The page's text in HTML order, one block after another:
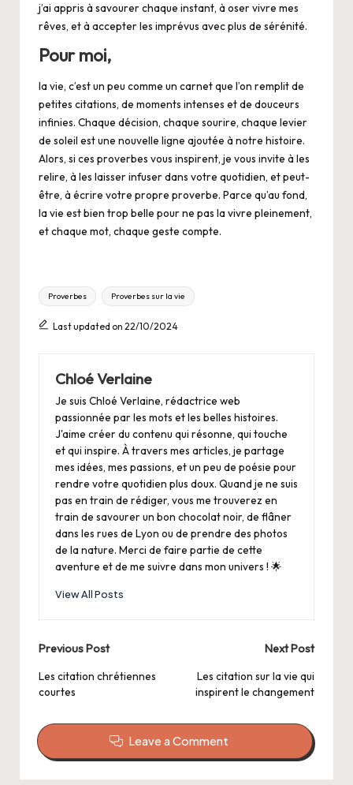
j’ai appris à savourer chaque instant, à oser vivre mes
rêves, et à accepter les imprévus avec plus de sérénité.
Pour moi,
la vie, c’est un peu comme un carnet que l’on remplit de
petites citations, de moments intenses et de douceurs
infinies. Chaque décision, chaque sourire, chaque levier
de soleil est une nouvelle ligne ajoutée à notre histoire.
Alors, si ces proverbes vous inspirent, je vous invite à les
relire, à les laisser infuser dans votre quotidien, et peut-
être, à écrire votre propre proverbe. Parce qu’au fond,
la vie est bien trop belle pour ne pas la vivre pleinement,
et chaque mot, chaque geste compte.
Tags:
Proverbes Proverbes sur la vie
Last updated on 22/10/2024
Chloé Verlaine
Je suis Chloé Verlaine, rédactrice web
passionnée par les mots et les belles histoires.
J'aime créer du contenu qui résonne, qui touche
et qui inspire. À travers mes articles, je partage
mes idées, mes passions, et un peu de poésie pour
rendre votre quotidien plus doux. Quand je ne suis
pas en train de rédiger, vous me trouverez en
train de savourer un bon chocolat noir, de flâner
dans les rues de Lyon ou de prendre des photos
de la nature. Merci de faire partie de cette
aventure et de me suivre dans mon univers ! 🌟
View All Posts
Post
navigation
Previous Post
Les citation chrétiennes
courtes
Next Post
Les citation sur la vie qui
inspirent le changement
Leave a Comment